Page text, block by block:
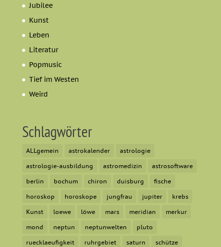
Jubilee
Kunst
Leben
Literatur
Popmusic
Tief im Westen
Weird
Schlagwörter
ALLgemein astrokalender astrologie
astrologie-ausbildung astromedizin astrosoftware
berlin bochum chiron duisburg fische
horoskop horoskope jungfrau jupiter krebs
Kunst loewe löwe mars meridian merkur
mond neptun neptunwelten pluto
ruecklaeufigkeit ruhrgebiet saturn schütze